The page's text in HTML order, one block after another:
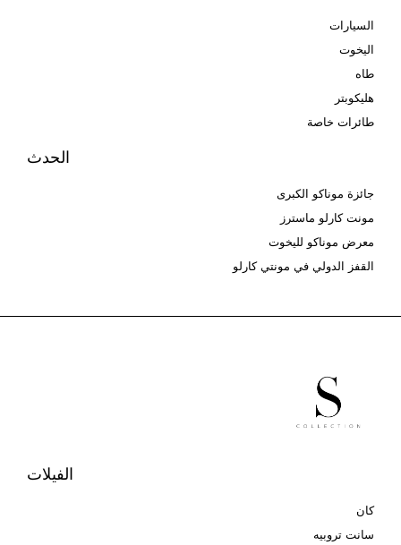
السيارات
اليخوت
طاه
هليكوبتر
طائرات خاصة
الحدث
جائزة موناكو الكبرى
مونت كارلو ماسترز
معرض موناكو لليخوت
القفز الدولي في مونتي كارلو
الفيلات
كان
سانت تروبيه